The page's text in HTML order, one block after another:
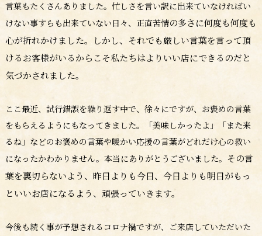
言葉もたくさんありました。忙しさを言い訳に出来ていなければい
けない事すらも出来ていない日々、正直苦情の多さに何度も何度も
心が折れかけました。しかし、それでも厳しい言葉を言って頂
けるお客様がいるからこそ私たちはよりいい店にできるのだと
気づかされました。
ここ最近、試行錯誤を繰り返す中で、徐々にですが、お褒めの言葉
をもらえるようにもなってきました。「美味しかったよ」「また来
るね」などのお褒めの言葉や暖かい応援の言葉がどれだけ心の救い
になったかわかりません。本当にありがとうございました。 その言
葉を裏切らないよう、昨日よりも今日、今日よりも明日がもっ
といいお店になるよう、頑張っていきます。
今後も続く事が予想されるコロナ禍ですが、ご来店していただいた